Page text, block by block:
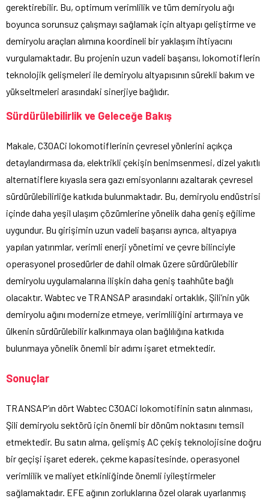
gerektirebilir. Bu, optimum verimlilik ve tüm demiryolu ağı
boyunca sorunsuz çalışmayı sağlamak için altyapı geliştirme ve
demiryolu araçları alımına koordineli bir yaklaşım ihtiyacını
vurgulamaktadır. Bu projenin uzun vadeli başarısı, lokomotiflerin
teknolojik gelişmeleri ile demiryolu altyapısının sürekli bakım ve
yükseltmeleri arasındaki sinerjiye bağlıdır.
Sürdürülebilirlik ve Geleceğe Bakış
Makale, C30ACi lokomotiflerinin çevresel yönlerini açıkça
detaylandırmasa da, elektrikli çekişin benimsenmesi, dizel yakıtlı
alternatiflere kıyasla sera gazı emisyonlarını azaltarak çevresel
sürdürülebilirliğe katkıda bulunmaktadır. Bu, demiryolu endüstrisi
içinde daha yeşil ulaşım çözümlerine yönelik daha geniş eğilime
uygundur. Bu girişimin uzun vadeli başarısı ayrıca, altyapıya
yapılan yatırımlar, verimli enerji yönetimi ve çevre bilinciyle
operasyonel prosedürler de dahil olmak üzere sürdürülebilir
demiryolu uygulamalarına ilişkin daha geniş taahhüte bağlı
olacaktır. Wabtec ve TRANSAP arasındaki ortaklık, Şili’nin yük
demiryolu ağını modernize etmeye, verimliliğini artırmaya ve
ülkenin sürdürülebilir kalkınmaya olan bağlılığına katkıda
bulunmaya yönelik önemli bir adımı işaret etmektedir.
Sonuçlar
TRANSAP’ın dört Wabtec C30ACi lokomotifinin satın alınması,
Şili demiryolu sektörü için önemli bir dönüm noktasını temsil
etmektedir. Bu satın alma, gelişmiş AC çekiş teknolojisine doğru
bir geçişi işaret ederek, çekme kapasitesinde, operasyonel
verimlilik ve maliyet etkinliğinde önemli iyileştirmeler
sağlamaktadır. EFE ağının zorluklarına özel olarak uyarlanmış